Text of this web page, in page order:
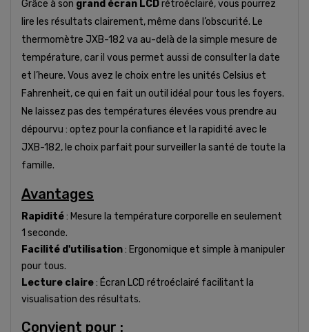
Grâce à son grand écran LCDrétroéclairé, vous pourrez
lire les résultats clairement, même dans l’obscurité. Le
thermomètre JXB-182 va au-delà de la simple mesure de
température, car il vous permet aussi de consulter la date
et l’heure. Vous avez le choix entre les unités Celsius et
Fahrenheit, ce qui en fait un outil idéal pour tous les foyers.
Ne laissez pas des températures élevées vous prendre au
dépourvu : optez pour la confiance et la rapidité avec le
JXB-182, le choix parfait pour surveiller la santé de toute la
famille.
Avantages
Rapidité: Mesure la température corporelle en seulement
1 seconde.
Facilité d'utilisation: Ergonomique et simple à manipuler
pour tous.
Lecture claire: Écran LCD rétroéclairé facilitant la
visualisation des résultats.
Convient pour :